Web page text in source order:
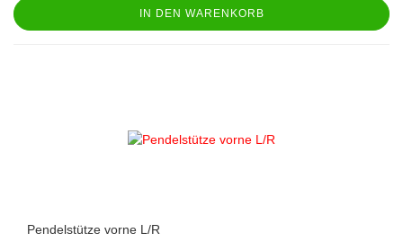
IN DEN WARENKORB
Pendelstütze vorne L/R